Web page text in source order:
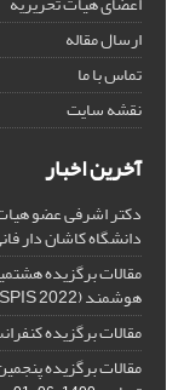
ارسال مقاله
تماس با ما
نقشه سایت
آخرین اخبار
دکتر اشرفی عضو
دانشگاه کاشان دار
مقالات برگزیده
هوشمند (ICSPIS 2022)
مقالات برگزیده
مقالات برگزیده